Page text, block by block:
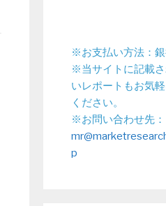
※お支払い方法：
※当サイトに記載
いレポートもお気
ください。
※お問い合わせ先：
p